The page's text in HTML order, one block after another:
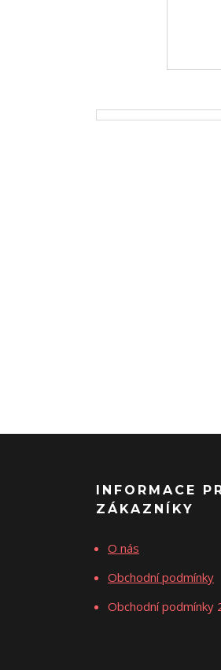
INFORMACE
ZÁKAZNÍKY
O nás
Obchodní podmínky
Obchodní podmínky